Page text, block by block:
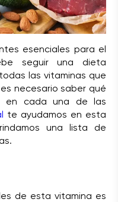
esenciales para el
seguir una dieta
las vitaminas que
necesario saber qué
en cada una de las
te ayudamos en esta
una lista de
de esta vitamina es